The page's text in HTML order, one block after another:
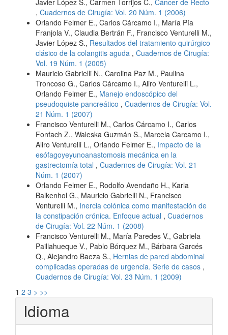
, Cuadernos de Cirugía: Vol. 20 Núm. 1 (2006)
Orlando Felmer E., Carlos Cárcamo I., María Pía
Franjola V., Claudia Bertrán F., Francisco Venturelli M.,
Javier López S., Resultados del tratamiento quirúrgico
clásico de la colangitis aguda , Cuadernos de Cirugía:
Vol. 19 Núm. 1 (2005)
Mauricio Gabrielli N., Carolina Paz M., Paulina
Troncoso G., Carlos Cárcamo I., Aliro Venturelli L.,
Orlando Felmer E., Manejo endoscópico del
pseudoquiste pancreático , Cuadernos de Cirugía: Vol.
21 Núm. 1 (2007)
Francisco Venturelli M., Carlos Cárcamo I., Carlos
Fonfach Z., Waleska Guzmán S., Marcela Carcamo I.,
Aliro Venturelli L., Orlando Felmer E., Impacto de la
esófagoyeyunoanastomosis mecánica en la
gastrectomía total , Cuadernos de Cirugía: Vol. 21
Núm. 1 (2007)
Orlando Felmer E., Rodolfo Avendaño H., Karla
Balkenhol G., Mauricio Gabrielli N., Francisco
Venturelli M., Inercia colónica como manifestación de
la constipación crónica. Enfoque actual , Cuadernos
de Cirugía: Vol. 22 Núm. 1 (2008)
Francisco Venturelli M., María Paredes V., Gabriela
Paillahueque V., Pablo Bórquez M., Bárbara Garcés
Q., Alejandro Baeza S., Hernias de pared abdominal
complicadas operadas de urgencia. Serie de casos ,
Cuadernos de Cirugía: Vol. 23 Núm. 1 (2009)
1 2 3 > >>
Idioma